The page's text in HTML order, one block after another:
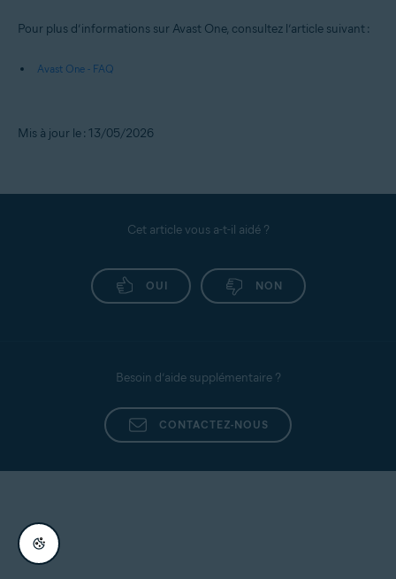
Pour plus d’informations sur Avast One, consultez l’article suivant :
Avast One - FAQ
Mis à jour le : 13/05/2026
Cet article vous a-t-il aidé ?
OUI NON
Besoin d’aide supplémentaire ?
CONTACTEZ-NOUS